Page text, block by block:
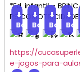
*Ed. infantil –
PSICOMOTRICIDADE*
⬇
Baixar
⬇
Baixar
⬇
Baixar
⬇
https://
e-jogos-para-